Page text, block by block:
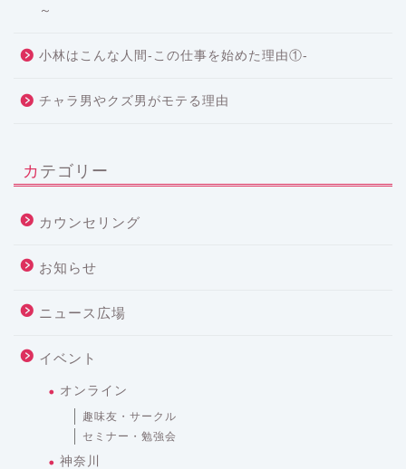
～
小林はこんな人間-この仕事を始めた理由①-
チャラ男やクズ男がモテる理由
カテゴリー
カウンセリング
お知らせ
ニュース広場
イベント
オンライン
趣味友・サークル
セミナー・勉強会
神奈川